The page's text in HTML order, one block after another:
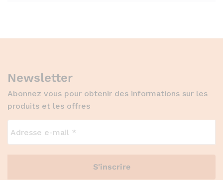
Newsletter
Abonnez vous pour obtenir des informations sur les
produits et les offres